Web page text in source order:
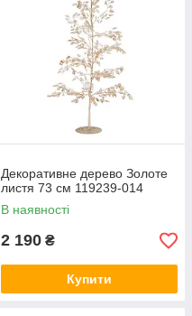
Декоративне дерево Золоте
листя 73 см 119239-014
В наявності
2 190 ₴
Купити